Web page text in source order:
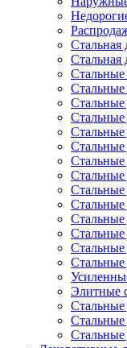
Стальная
Стальная
Стальные
Стальные
Стальные
Стальные
Стальные
Стальные
Стальные
Стальные
Стальные
Стальные
Стальные
Элитные